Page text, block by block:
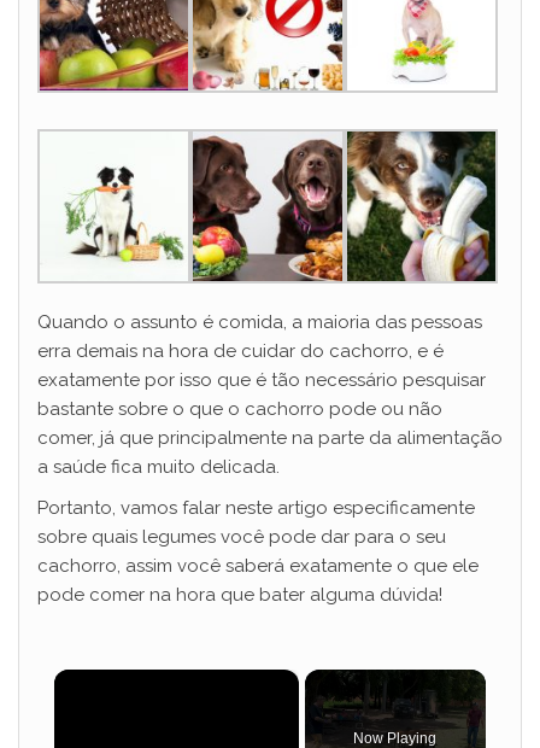
Quando o assunto é comida, a maioria das pessoas
erra demais na hora de cuidar do cachorro, e é
exatamente por isso que é tão necessário pesquisar
bastante sobre o que o cachorro pode ou não
comer, já que principalmente na parte da alimentação
a saúde fica muito delicada.
Portanto, vamos falar neste artigo especificamente
sobre quais legumes você pode dar para o seu
cachorro, assim você saberá exatamente o que ele
pode comer na hora que bater alguma dúvida!
×
Now Playing